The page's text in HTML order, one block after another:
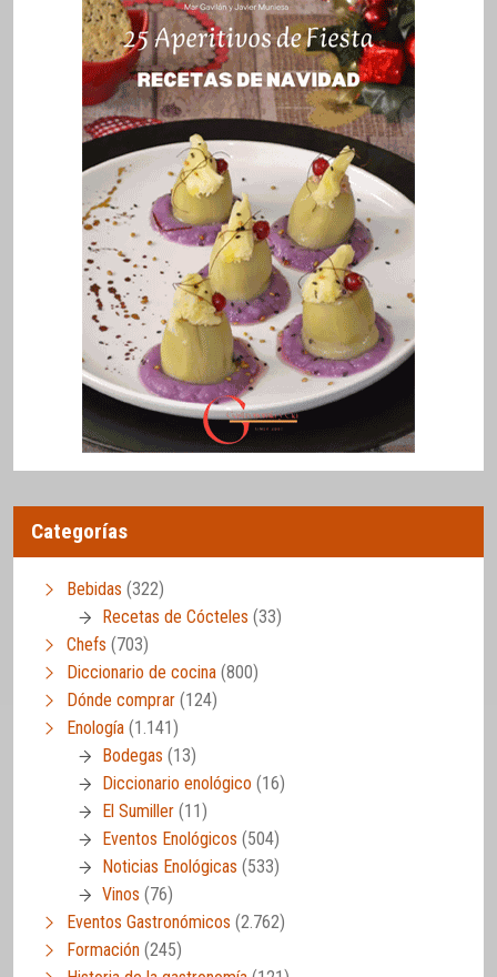
Categorías
Bebidas (322)
Recetas de Cócteles (33)
Chefs (703)
Diccionario de cocina (800)
Dónde comprar (124)
Enología (1.141)
Bodegas (13)
Diccionario enológico (16)
El Sumiller (11)
Eventos Enológicos (504)
Noticias Enológicas (533)
Vinos (76)
Eventos Gastronómicos (2.762)
Formación (245)